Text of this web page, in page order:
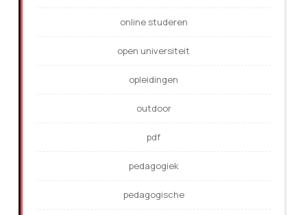
online studeren
open universiteit
opleidingen
outdoor
pdf
pedagogiek
pedagogische